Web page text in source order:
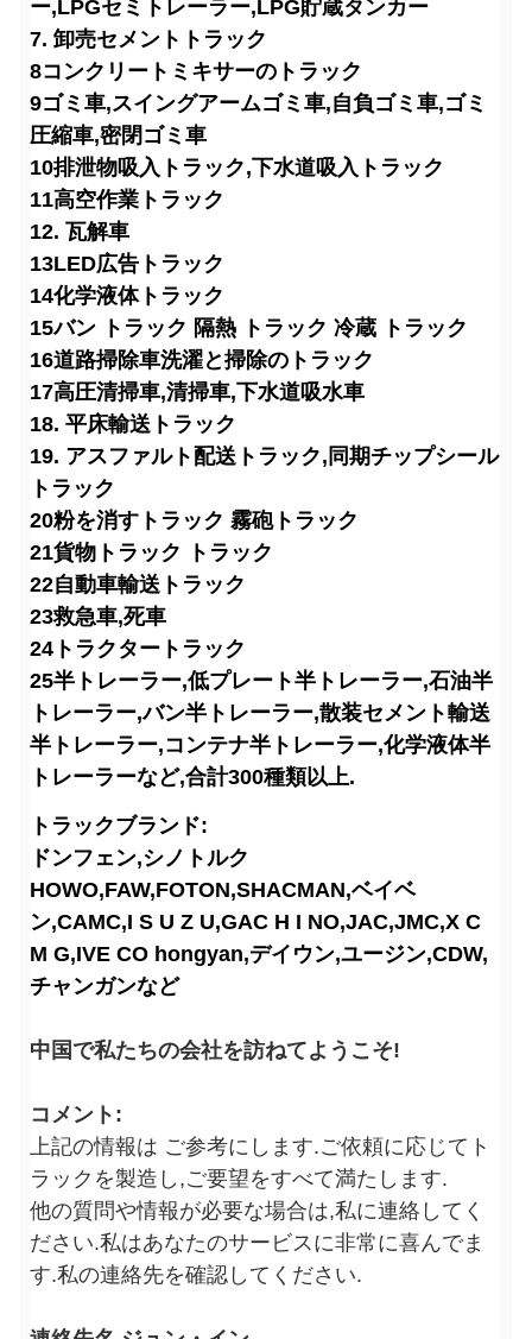
ー,LPGセミトレーラー,LPG貯蔵タンカー
7. 卸売セメントトラック
8コンクリートミキサーのトラック
9ゴミ車,スイングアームゴミ車,自負ゴミ車,ゴミ
圧縮車,密閉ゴミ車
10排泄物吸入トラック,下水道吸入トラック
11高空作業トラック
12. 瓦解車
13LED広告トラック
14化学液体トラック
15バン トラック 隔熱 トラック 冷蔵 トラック
16道路掃除車洗濯と掃除のトラック
17高圧清掃車,清掃車,下水道吸水車
18. 平床輸送トラック
19. アスファルト配送トラック,同期チップシール
トラック
20粉を消すトラック 霧砲トラック
21貨物トラック トラック
22自動車輸送トラック
23救急車,死車
24トラクタートラック
25半トレーラー,低プレート半トレーラー,石油半
トレーラー,バン半トレーラー,散装セメント輸送
半トレーラー,コンテナ半トレーラー,化学液体半
トレーラーなど,合計300種類以上.
トラックブランド:
ドンフェン,シノトルク
HOWO,FAW,FOTON,SHACMAN,ベイベ
ン,CAMC,I S U Z U,GAC H I NO,JAC,JMC,X C
M G,IVE CO hongyan,デイウン,ユージン,CDW,
チャンガンなど
中国で私たちの会社を訪ねてようこそ!
コメント:
上記の情報は ご参考にします.ご依頼に応じてト
ラックを製造し,ご要望をすべて満たします.
他の質問や情報が必要な場合は,私に連絡してく
ださい.私はあなたのサービスに非常に喜んでま
す.私の連絡先を確認してください.